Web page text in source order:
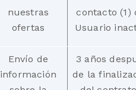
nuestras
ofertas
contacto (1)
Usuario
Envío de
información
3 años
de la